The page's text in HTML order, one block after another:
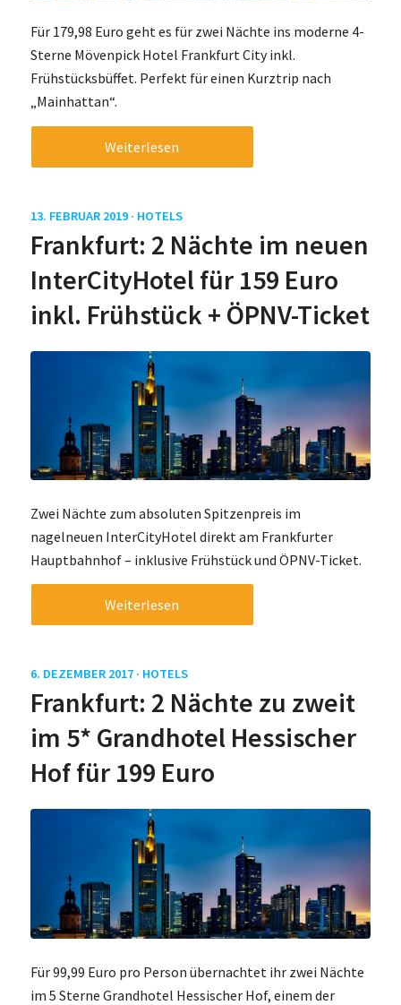
Für 179,98 Euro geht es für zwei Nächte ins moderne 4-
Sterne Mövenpick Hotel Frankfurt City inkl.
Frühstücksbüffet. Perfekt für einen Kurztrip nach
„Mainhattan“.
Weiterlesen
13. FEBRUAR 2019 · HOTELS
Frankfurt: 2 Nächte im neuen
InterCityHotel für 159 Euro
inkl. Frühstück + ÖPNV-Ticket
Zwei Nächte zum absoluten Spitzenpreis im
nagelneuen InterCityHotel direkt am Frankfurter
Hauptbahnhof – inklusive Frühstück und ÖPNV-Ticket.
Weiterlesen
6. DEZEMBER 2017 · HOTELS
Frankfurt: 2 Nächte zu zweit
im 5* Grandhotel Hessischer
Hof für 199 Euro
Für 99,99 Euro pro Person übernachtet ihr zwei Nächte
im 5 Sterne Grandhotel Hessischer Hof, einem der